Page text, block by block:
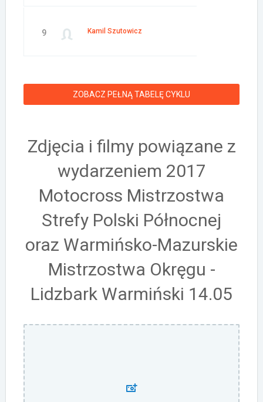
9 Kamil Szutowicz
ZOBACZ PEŁNĄ TABELĘ CYKLU
Zdjęcia i filmy powiązane z
wydarzeniem 2017
Motocross Mistrzostwa
Strefy Polski Północnej
oraz Warmińsko-Mazurskie
Mistrzostwa Okręgu -
Lidzbark Warmiński 14.05